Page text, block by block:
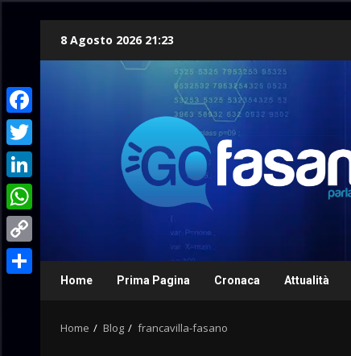
8 Agosto 2026 21:23
Home Prima Pagina Cronaca Attualità
Home Blog francavilla-fasano
Facebook
Twitter
LinkedIn
WhatsApp
Copy